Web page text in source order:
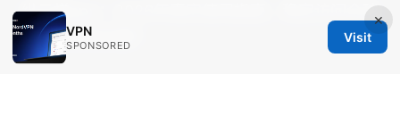
纵云梯app：2026年真实使用指南，稳定访问全球
网络的秘密武器？
×
VPN
SPONSORED
Visit